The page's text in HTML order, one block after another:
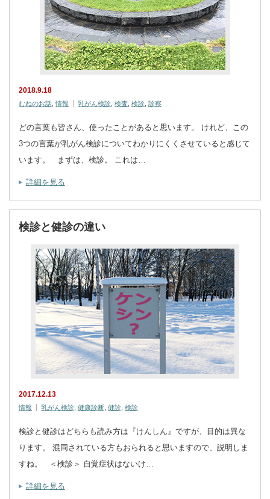
2018.9.18
むねのお話 ,情報 乳がん検診 検査 検診 診察
どの言葉も皆さん、使ったことがあると思います。 けれど、この
3つの言葉が乳がん検診についてわかりにくくさせていると感じて
います。 まずは、検診。 これは…
詳細を見る
検診と健診の違い
2017.12.13
情報 乳がん検診 健康診断 健診 検診
検診と健診はどちらも読み方は『けんしん』ですが、目的は異な
ります。 混同されている方もおられると思いますので、説明しま
すね。 ＜検診＞ 自覚症状はないけ…
詳細を見る